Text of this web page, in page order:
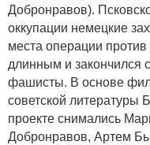
Добронравов).
оккупации немецкие
места операции
длинным и закончился
фашисты. В основе
советской литературы
проекте снимались
Добронравов, Артем